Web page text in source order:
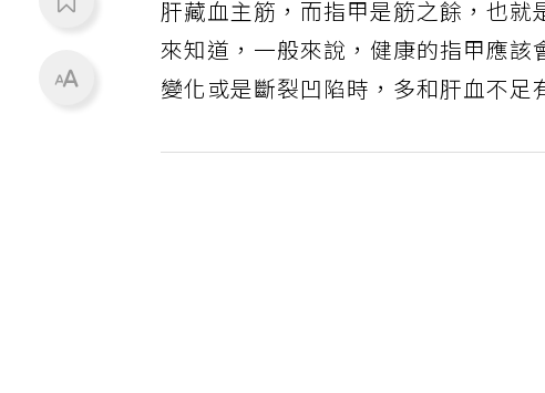
肝藏血主筋，而指甲是筋之餘，也
來知道，一般來說，健康的指甲應
變化或是斷裂凹陷時，多和肝血不足